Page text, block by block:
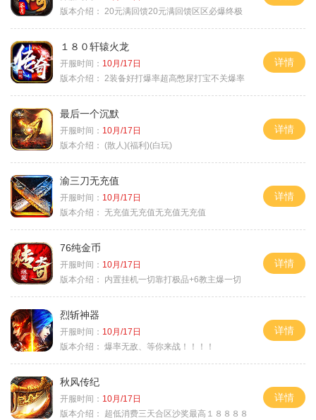
版本介绍： 20元满回馈20元满回馈区区必爆终极
１８０轩辕火龙
开服时间： 10月/17日
版本介绍： 2装备好打爆率超高憋尿打宝不关爆率
详情
最后一个沉默
开服时间： 10月/17日
版本介绍： (散人)(福利)(白玩)
详情
渝三刀无充值
开服时间： 10月/17日
版本介绍： 无充值无充值无充值无充值
详情
76纯金币
开服时间： 10月/17日
版本介绍：
内置挂机一切靠打极品+6教主爆一切
详情
烈斩神器
开服时间： 10月/17日
版本介绍： 爆率无敌、等你来战！！！！
详情
秋风传纪
开服时间： 10月/17日
版本介绍：
超低消费三天合区沙奖最高１８８８８
详情